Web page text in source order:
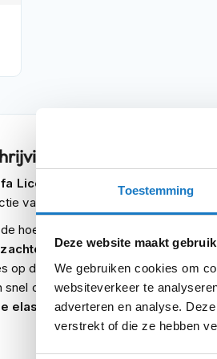
Toestemming
Deze website maakt
We gebruiken cookies om
websiteverkeer te
adverteren en analyse.
verstrekt of die ze hebben
License Plate is een kwalitatief
van DS Covers.
hoes is
zachte katoenvoering waardoor je
op de uitlaatposities voorzien van
snel over de motor is te plaatsen.
elastische zoom en de
en achterzijde van de hoes zijn